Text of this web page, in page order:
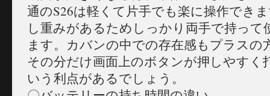
通のS26は軽くて片手でも楽に操作でき
し重みがあるためしっかり両手で持って
ます。カバンの中での存在感もプラスの
その分だけ画面上のボタンが押しやすく
いう利点があるでしょう。